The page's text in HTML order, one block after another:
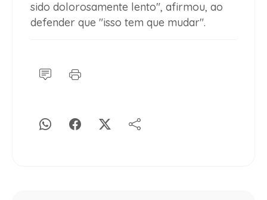
sido dolorosamente lento", afirmou, ao
defender que "isso tem que mudar".